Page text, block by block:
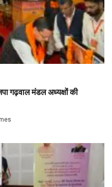
गढ़वाल मंडल अध्यक्षों की